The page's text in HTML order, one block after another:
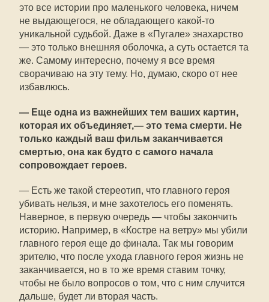
это все истории про маленького человека, ничем
не выдающегося, не обладающего какой-то
уникальной судьбой. Даже в «Пугале» знахарство
— это только внешняя оболочка, а суть остается та
же. Самому интересно, почему я все время
сворачиваю на эту тему. Но, думаю, скоро от нее
избавлюсь.
— Еще одна из важнейших тем ваших картин,
которая их объединяет,— это тема смерти. Не
только каждый ваш фильм заканчивается
смертью, она как будто с самого начала
сопровождает героев.
— Есть же такой стереотип, что главного героя
убивать нельзя, и мне захотелось его поменять.
Наверное, в первую очередь — чтобы закончить
историю. Например, в «Костре на ветру» мы убили
главного героя еще до финала. Так мы говорим
зрителю, что после ухода главного героя жизнь не
заканчивается, но в то же время ставим точку,
чтобы не было вопросов о том, что с ним случится
дальше, будет ли вторая часть.